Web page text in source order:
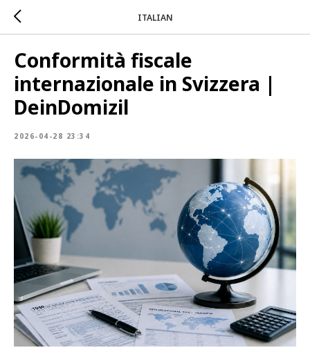
ITALIAN
Conformità fiscale
internazionale in Svizzera |
DeinDomizil
2026-04-28 23:34